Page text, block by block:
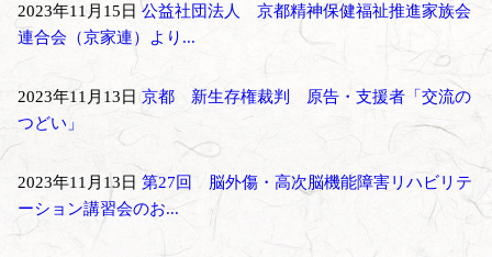
2023年11月15日公益社団法人 京都精神保健福祉推進家族会
連合会（京家連）より...
2023年11月13日 京都 新生存権裁判 原告・支援者「交流の
つどい」
2023年11月13日 第27回 脳外傷・高次脳機能障害リハビリテ
ーション講習会のお...